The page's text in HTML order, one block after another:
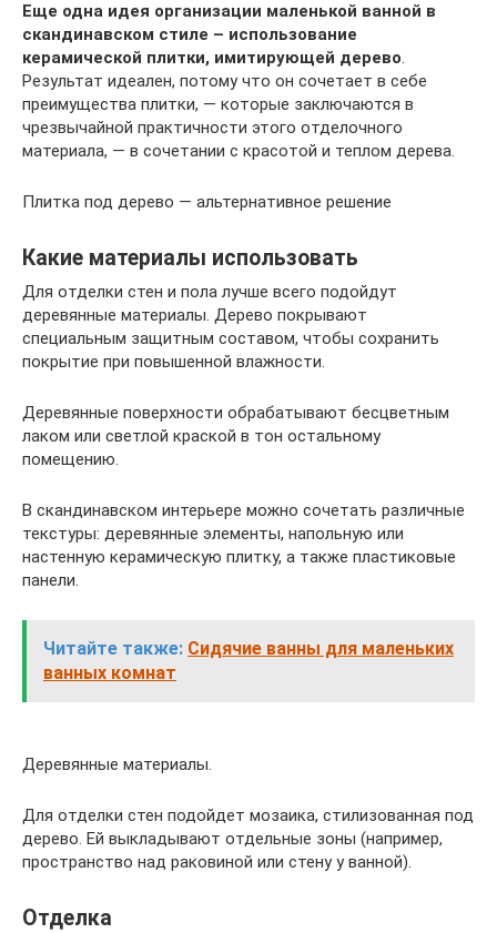
Еще одна идея организации маленькой ванной в
скандинавском стиле – использование
керамической плитки, имитирующей дерево.
Результат идеален, потому что он сочетает в себе
преимущества плитки, — которые заключаются в
чрезвычайной практичности этого отделочного
материала, — в сочетании с красотой и теплом дерева.
Плитка под дерево — альтернативное решение
Какие материалы использовать
Для отделки стен и пола лучше всего подойдут
деревянные материалы. Дерево покрывают
специальным защитным составом, чтобы сохранить
покрытие при повышенной влажности.
Деревянные поверхности обрабатывают бесцветным
лаком или светлой краской в тон остальному
помещению.
В скандинавском интерьере можно сочетать различные
текстуры: деревянные элементы, напольную или
настенную керамическую плитку, а также пластиковые
панели.
Читайте также: Сидячие ванны для маленьких
ванных комнат
Деревянные материалы.
Для отделки стен подойдет мозаика, стилизованная под
дерево. Ей выкладывают отдельные зоны (например,
пространство над раковиной или стену у ванной).
Отделка